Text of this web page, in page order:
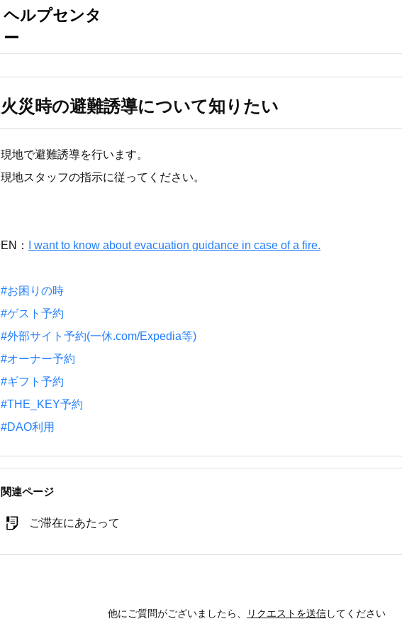
火災時の避難誘導について知りたい
現地で避難誘導を行います。
現地スタッフの指示に従ってください。
EN： I want to know about evacuation guidance in case of a fire.
#お困りの時
#ゲスト予約
#外部サイト予約(一休.com/Expedia等)
#オーナー予約
#ギフト予約
#THE_KEY予約
#DAO利用
関連ページ
ご滞在にあたって
他にご質問がございましたら、 リクエストを送信してください